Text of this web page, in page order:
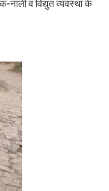
नाली व विद्युत व्यवस्था के